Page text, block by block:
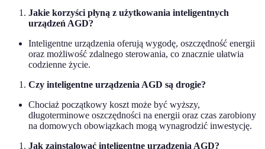
Jakie korzyści płyną z użytkowania inteligentnych
urządzeń AGD?
Inteligentne urządzenia oferują wygodę, oszczędność energii
oraz możliwość zdalnego sterowania, co znacznie ułatwia
codzienne życie.
Czy inteligentne urządzenia AGD są drogie?
Chociaż początkowy koszt może być wyższy,
długoterminowe oszczędności na energii oraz czas zarobiony
na domowych obowiązkach mogą wynagrodzić inwestycję.
Jak zainstalować inteligentne urządzenia AGD?